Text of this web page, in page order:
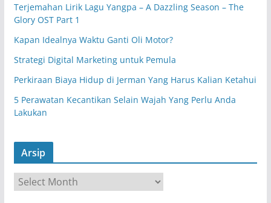
Terjemahan Lirik Lagu Yangpa – A Dazzling Season – The
Glory OST Part 1
Kapan Idealnya Waktu Ganti Oli Motor?
Strategi Digital Marketing untuk Pemula
Perkiraan Biaya Hidup di Jerman Yang Harus Kalian Ketahui
5 Perawatan Kecantikan Selain Wajah Yang Perlu Anda
Lakukan
Arsip
r